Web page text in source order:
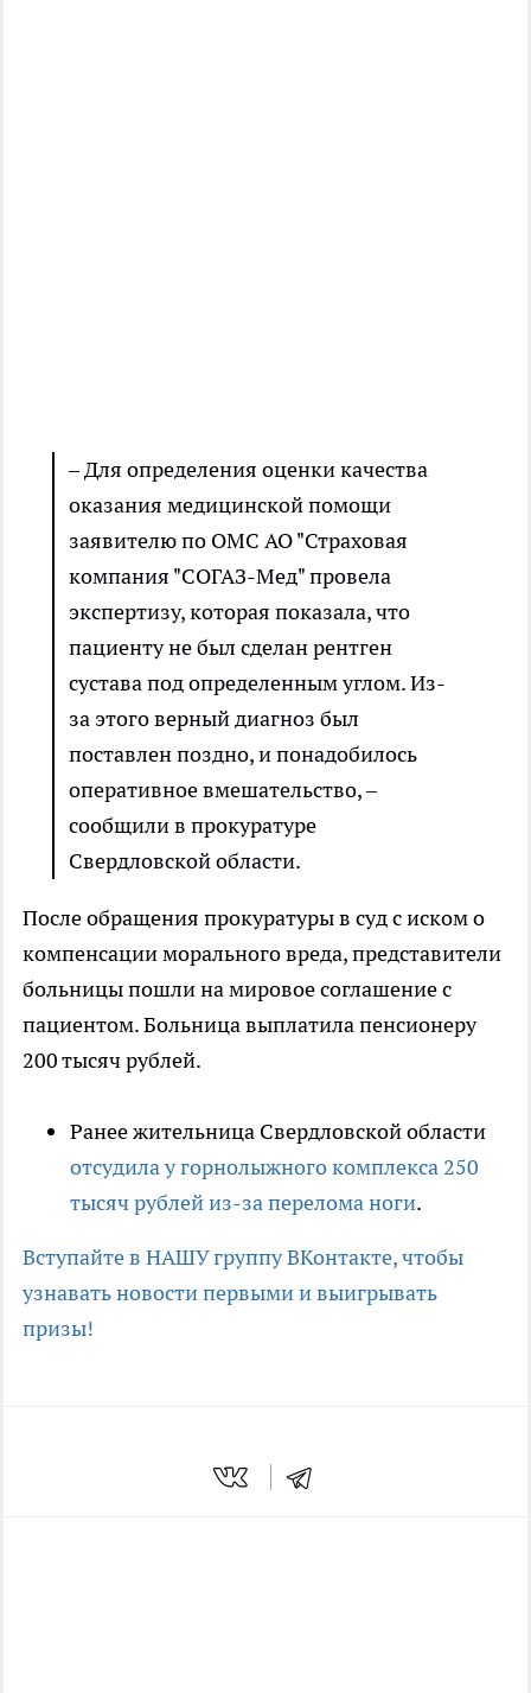
– Для определения оценки качества
оказания медицинской помощи
заявителю по ОМС АО "Страховая
компания "СОГАЗ-Мед" провела
экспертизу, которая показала, что
пациенту не был сделан рентген
сустава под определенным углом. Из-
за этого верный диагноз был
поставлен поздно, и понадобилось
оперативное вмешательство, –
сообщили в прокуратуре
Свердловской области.
После обращения прокуратуры в суд с иском о
компенсации морального вреда, представители
больницы пошли на мировое соглашение с
пациентом. Больница выплатила пенсионеру
200 тысяч рублей.
Ранее жительница Свердловской области
отсудила у горнолыжного комплекса 250
тысяч рублей из-за перелома ноги.
Вступайте в НАШУ группу ВКонтакте, чтобы
узнавать новости первыми и выигрывать
призы!